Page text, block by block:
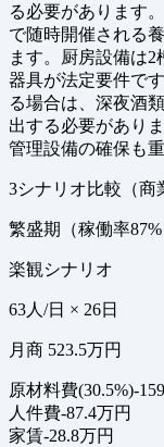
る必要があります
で随時開催される
ます。厨房設備は
器具が法定要件で
る場合は、深夜酒
出する必要があり
管理設備の確保も重
3シナリオ比較（商
繁盛期（稼働率87%
楽観シナリオ
63人/日 × 26日
月商 523.5万円
原材料費(30.5%)-
人件費-87.4万円
家賃-28.8万円